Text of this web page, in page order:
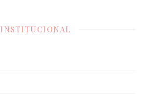
INSTITUCIONAL